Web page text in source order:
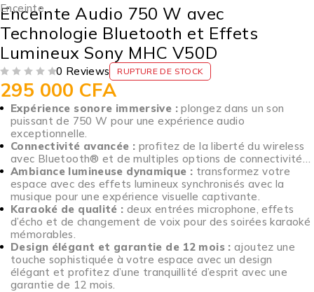
Enceinte
Enceinte Audio 750 W avec
Technologie Bluetooth et Effets
Lumineux Sony MHC V50D
0 Reviews RUPTURE DE STOCK
295 000 CFA
Expérience sonore immersive :plongez dans un son
puissant de 750 W pour une expérience audio
exceptionnelle.
Connectivité avancée : profitez de la liberté du wireless
avec Bluetooth® et de multiples options de connectivité…
Ambiance lumineuse dynamique : transformez votre
espace avec des effets lumineux synchronisés avec la
musique pour une expérience visuelle captivante.
Karaoké de qualité : deux entrées microphone, effets
d’écho et de changement de voix pour des soirées karaoké
mémorables.
Design élégant et garantie de 12 mois : ajoutez une
touche sophistiquée à votre espace avec un design
élégant et profitez d’une tranquillité d’esprit avec une
garantie de 12 mois.